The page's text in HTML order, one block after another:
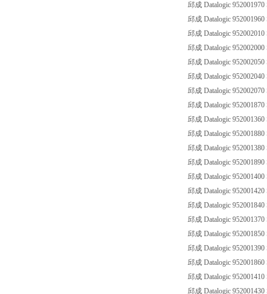
邱成 Datalogic
邱成 Datalogic
邱成 Datalogic
邱成 Datalogic
邱成 Datalogic
邱成 Datalogic
邱成 Datalogic
邱成 Datalogic
邱成 Datalogic
邱成 Datalogic
邱成 Datalogic
邱成 Datalogic
邱成 Datalogic
邱成 Datalogic
邱成 Datalogic
邱成 Datalogic
邱成 Datalogic
邱成 Datalogic
邱成 Datalogic
邱成 Datalogic
邱成 Datalogic